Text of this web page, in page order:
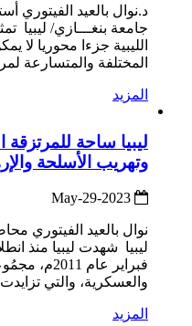
د.نوال بالعيد الفيتوري
جامعة بنغـــازي/ ليبيا
الليبية جزءا محوريا لا
المختلفة والمتسارعة
المزيد
ليبيا ساحة
وتهريب الأسلحة
نوال بالعيد الفيتوري
ليبيا شهدت ليبيا منذ
فبراير عام
والعسكرية، والتي
المزيد